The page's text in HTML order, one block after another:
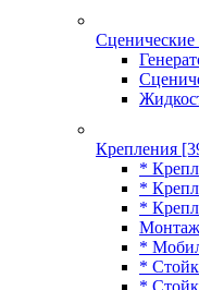
Крепления
*
*
*
*
*
*